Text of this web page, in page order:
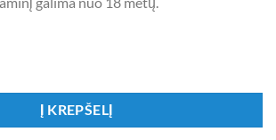
Į KREPŠELĮ